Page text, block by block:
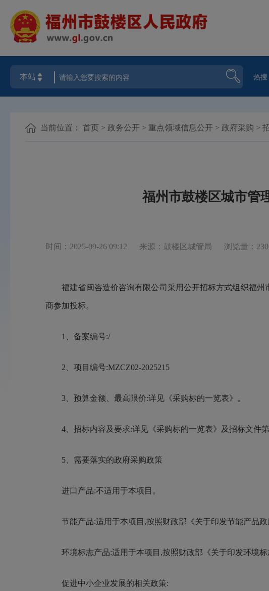
热
当前位置： 首页 > 政务公开 > 重点领域信息公开 > 政府采购 >
福州市鼓楼区城市管
时间：2025-09-26 09:12 来源：鼓楼区城管局 浏览量：230
福建省闽咨造价咨询有限公司采用公开招标方式组织福州
商参加投标。
1、备案编号:/
2、项目编号:MZCZ02-2025215
3、预算金额、最高限价:详见《采购标的一览表》。
4、招标内容及要求:详见《采购标的一览表》及招标文件第
5、需要落实的政府采购政策
进口产品:不适用于本项目。
节能产品:适用于本项目,按照财政部《关于印发节能产品政
环境标志产品:适用于本项目,按照财政部《关于印发环境标
促进中小企业发展的相关政策: